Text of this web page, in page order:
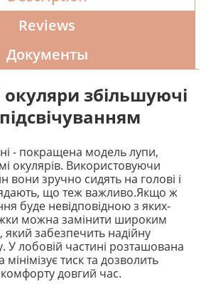
Reviews
Документы
окуляри збільшуючі
- покращена модель лупи,
окулярів. Використовуючи
зручно сидять на голові і
що теж важливо.Якщо ж
буде невідповідною з яких-
можна замінити широким
забезпечить надійну
У лобовій частині розташована
мінімізує тиск та дозволить
довгий час.